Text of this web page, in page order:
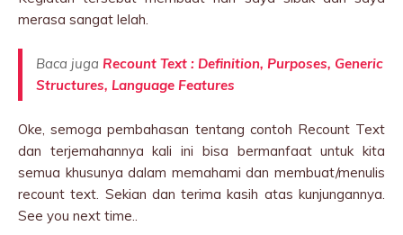
merasa sangat lelah.
Baca juga Recount Text : Definition, Purposes, Generic
Structures, Language Features
Oke, semoga pembahasan tentang contoh Recount Text
dan terjemahannya kali ini bisa bermanfaat untuk kita
semua khusunya dalam memahami dan membuat/menulis
recount text. Sekian dan terima kasih atas kunjungannya.
See you next time..